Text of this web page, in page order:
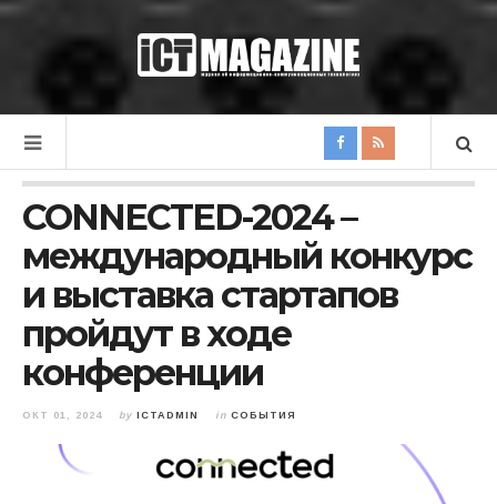
CONNECTED-2024 –
международный конкурс
и выставка стартапов
пройдут в ходе
конференции
ОКТ 01, 2024 by ICTADMIN in СОБЫТИЯ